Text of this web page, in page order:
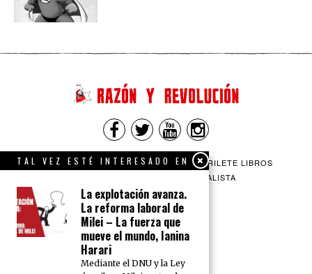
QUIENES SOMOS CONTACTO
BARRILETE LIBROS
VÍA SOCIALISTA
TAL VEZ ESTÉ INTERESADO EN
La explotación avanza.
La reforma laboral de
Milei – La fuerza que
mueve el mundo, Ianina
Harari
Mediante el DNU y la Ley